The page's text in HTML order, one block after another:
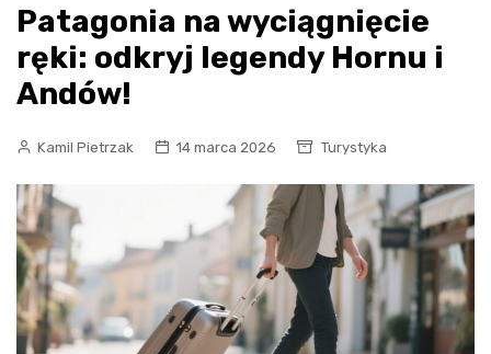
Patagonia na wyciągnięcie
ręki: odkryj legendy Hornu i
Andów!
Kamil Pietrzak 14 marca 2026 Turystyka